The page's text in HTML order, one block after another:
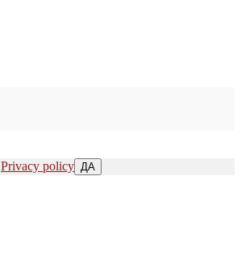
Privacy policy ДА